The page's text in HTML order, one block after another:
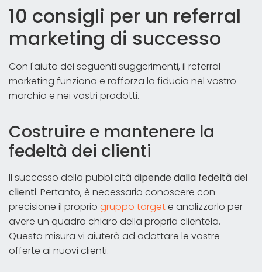
10 consigli per un referral
marketing di successo
Con l'aiuto dei seguenti suggerimenti, il referral
marketing funziona e rafforza la fiducia nel vostro
marchio e nei vostri prodotti.
Costruire e mantenere la
fedeltà dei clienti
Il successo della pubblicità dipende dalla fedeltà dei
clienti. Pertanto, è necessario conoscere con
precisione il proprio gruppo targete analizzarlo per
avere un quadro chiaro della propria clientela.
Questa misura vi aiuterà ad adattare le vostre
offerte ai nuovi clienti.